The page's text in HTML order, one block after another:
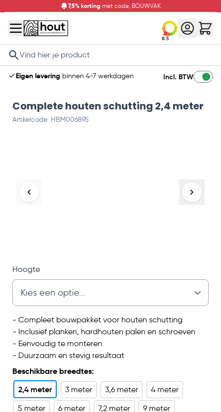
7,5% korting met code; BOUWVAK
8.5
Search
Eigen levering binnen 4-7 werkdagen Incl. BTW
Complete houten schutting 2,4 meter
Artikelcode: HBM006895
Hoogte
- Compleet bouwpakket voor houten schutting
- Inclusief planken, hardhouten palen en schroeven
- Eenvoudig te monteren
- Duurzaam en stevig resultaat
Beschikbare breedtes:
2,4 meter 3 meter 3,6 meter
4 meter
5 meter
6 meter 7,2 meter
9 meter